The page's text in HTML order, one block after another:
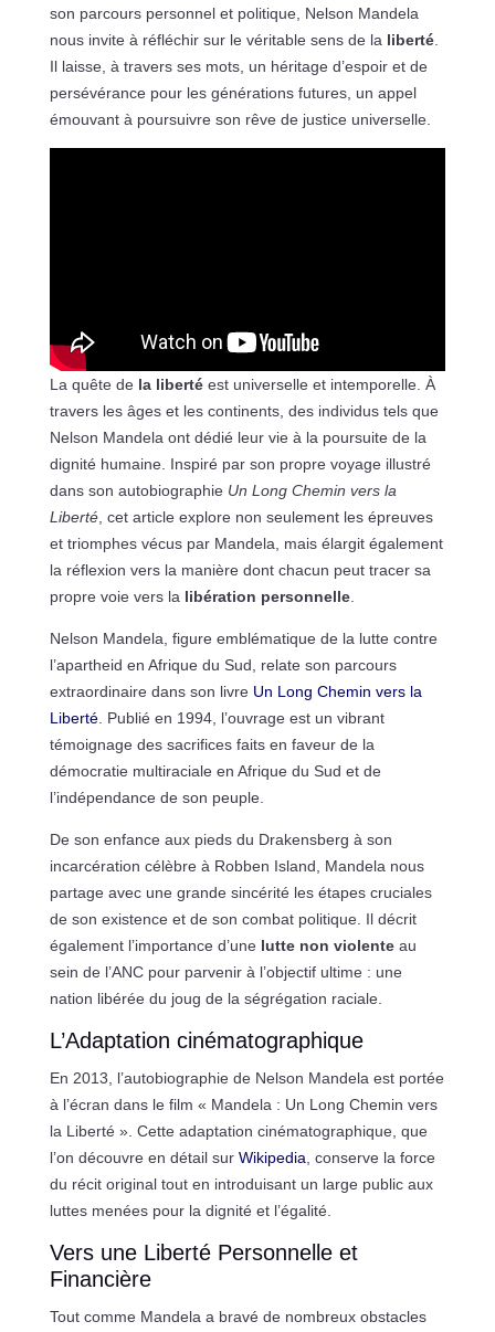
son parcours personnel et politique, Nelson Mandela
nous invite à réfléchir sur le véritable sens de la liberté.
Il laisse, à travers ses mots, un héritage d’espoir et de
persévérance pour les générations futures, un appel
émouvant à poursuivre son rêve de justice universelle.
La quête de la libertéest universelle et intemporelle. À
travers les âges et les continents, des individus tels que
Nelson Mandela ont dédié leur vie à la poursuite de la
dignité humaine. Inspiré par son propre voyage illustré
dans son autobiographie Un Long Chemin vers la
Liberté, cet article explore non seulement les épreuves
et triomphes vécus par Mandela, mais élargit également
la réflexion vers la manière dont chacun peut tracer sa
propre voie vers la libération personnelle.
Nelson Mandela, figure emblématique de la lutte contre
l’apartheid en Afrique du Sud, relate son parcours
extraordinaire dans son livre Un Long Chemin vers la
Liberté. Publié en 1994, l’ouvrage est un vibrant
témoignage des sacrifices faits en faveur de la
démocratie multiraciale en Afrique du Sud et de
l’indépendance de son peuple.
De son enfance aux pieds du Drakensberg à son
incarcération célèbre à Robben Island, Mandela nous
partage avec une grande sincérité les étapes cruciales
de son existence et de son combat politique. Il décrit
également l’importance d’une lutte non violenteau
sein de l’ANC pour parvenir à l’objectif ultime : une
nation libérée du joug de la ségrégation raciale.
L’Adaptation cinématographique
En 2013, l’autobiographie de Nelson Mandela est portée
à l’écran dans le film « Mandela : Un Long Chemin vers
la Liberté ». Cette adaptation cinématographique, que
l’on découvre en détail sur Wikipedia , conserve la force
du récit original tout en introduisant un large public aux
luttes menées pour la dignité et l’égalité.
Vers une Liberté Personnelle et
Financière
Tout comme Mandela a bravé de nombreux obstacles